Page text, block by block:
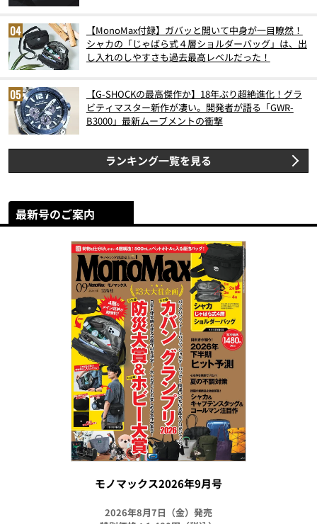
【MonoMax付録】ガバッと開いて中身が一目瞭然！
シャカの「じゃばら式４層ショルダーバッグ」は、出
し入れのしやすさも過去最高レベルだった！
【G-SHOCKの最高傑作か】18年ぶり超絶進化！グラ
ビティマスター新作が凄い。開発者が語る「GWR-
B3000」最新ムーブメントの衝撃
ランキング一覧を見る
最新号のご案内
モノマックス2026年9月号
2026年8月7日（金）発売